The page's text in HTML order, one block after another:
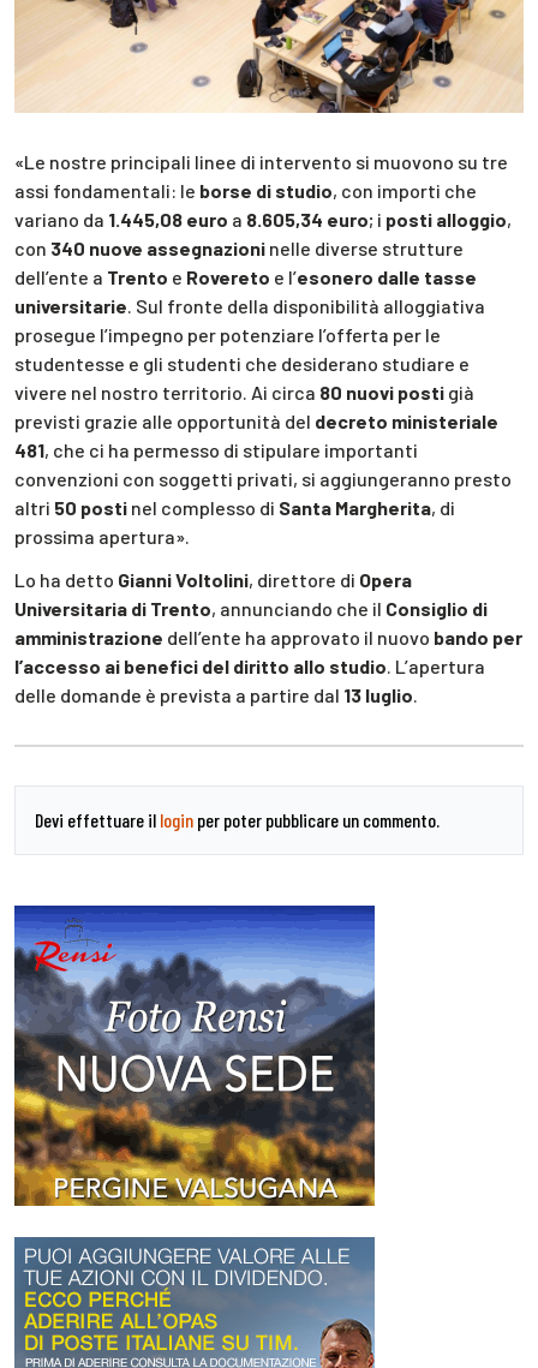
«Le nostre principali linee di intervento si muovono su tre
assi fondamentali: le borse di studio, con importi che
variano da 1.445,08 euro a 8.605,34 euro; i posti alloggio,
con 340 nuove assegnazioni nelle diverse strutture
dell’ente a Trento e Rovereto e l’esonero dalle tasse
universitarie . Sul fronte della disponibilità alloggiativa
prosegue l’impegno per potenziare l’offerta per le
studentesse e gli studenti che desiderano studiare e
vivere nel nostro territorio. Ai circa 80 nuovi posti già
previsti grazie alle opportunità del decreto ministeriale
481, che ci ha permesso di stipulare importanti
convenzioni con soggetti privati, si aggiungeranno presto
altri 50 posti nel complesso di Santa Margherita, di
prossima apertura».
Lo ha detto Gianni Voltolini, direttore di Opera
Universitaria di Trento, annunciando che il Consiglio di
amministrazione dell’ente ha approvato il nuovo bando per
l’accesso ai benefici del diritto allo studio. L’apertura
delle domande è prevista a partire dal 13 luglio.
Devi effettuare il login per poter pubblicare un commento.